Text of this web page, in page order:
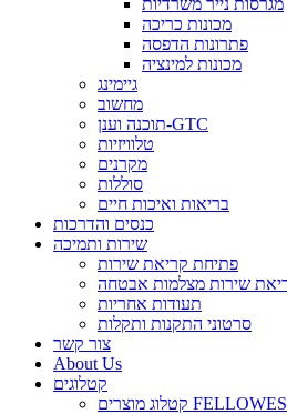
מגרסות נייר משרדיות
מכונות כריכה
פתרונות הדפסה
מכונות למינציה
גיימינג
מחשוב
תוכנה וענן-GTC
טלוויזיות
מקרנים
סוללות
בריאות ואיכות חיים
כנסים והדרכות
שירות ותמיכה
פתיחת קריאת שירות
תעודות אחריות
סרטוני התקנות ותקלות
צור קשר
About Us
קטלוגים
קטלוג מוצרים FELLOWES